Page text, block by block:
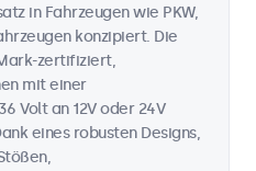
in Fahrzeugen wie PKW,
konzipiert. Die
zertifiziert,
mit einer
Volt an 12V oder 24V
eines robusten Designs,